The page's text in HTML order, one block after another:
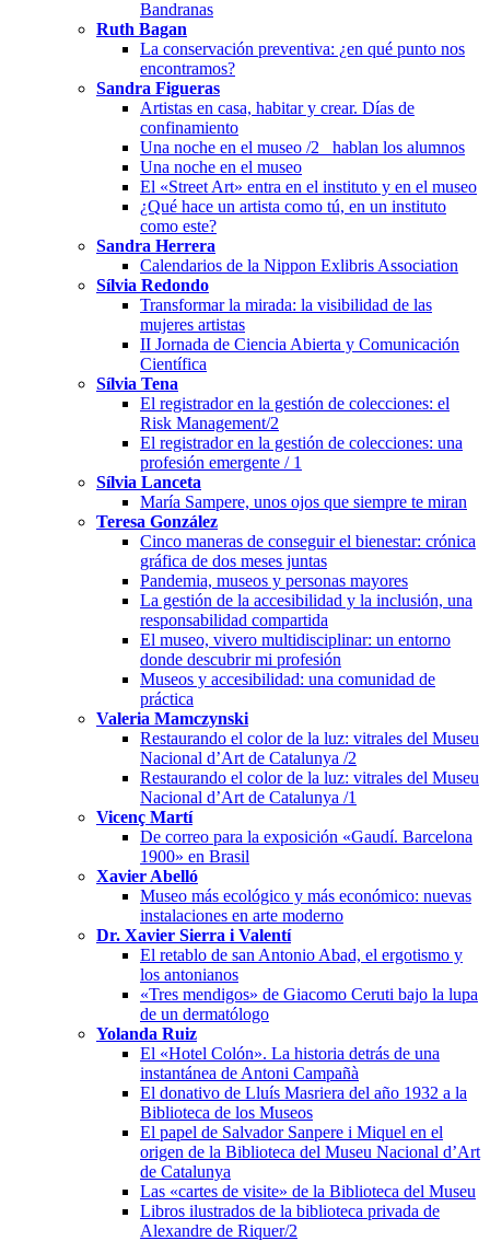
Bandranas
Ruth Bagan
La conservación preventiva: ¿en qué punto nos
encontramos?
Sandra Figueras
Artistas en casa, habitar y crear. Días de
confinamiento
Una noche en el museo /2_ hablan los alumnos
Una noche en el museo
El «Street Art» entra en el instituto y en el museo
¿Qué hace un artista como tú, en un instituto
como este?
Sandra Herrera
Calendarios de la Nippon Exlibris Association
Sílvia Redondo
Transformar la mirada: la visibilidad de las
mujeres artistas
II Jornada de Ciencia Abierta y Comunicación
Científica
Sílvia Tena
El registrador en la gestión de colecciones: el
Risk Management/2
El registrador en la gestión de colecciones: una
profesión emergente / 1
Sílvia Lanceta
María Sampere, unos ojos que siempre te miran
Teresa González
Cinco maneras de conseguir el bienestar: crónica
gráfica de dos meses juntas
Pandemia, museos y personas mayores
La gestión de la accesibilidad y la inclusión, una
responsabilidad compartida
El museo, vivero multidisciplinar: un entorno
donde descubrir mi profesión
Museos y accesibilidad: una comunidad de
práctica
Valeria Mamczynski
Restaurando el color de la luz: vitrales del Museu
Nacional d’Art de Catalunya /2
Restaurando el color de la luz: vitrales del Museu
Nacional d’Art de Catalunya /1
Vicenç Martí
De correo para la exposición «Gaudí. Barcelona
1900» en Brasil
Xavier Abelló
Museo más ecológico y más económico: nuevas
instalaciones en arte moderno
Dr. Xavier Sierra i Valentí
El retablo de san Antonio Abad, el ergotismo y
los antonianos
«Tres mendigos» de Giacomo Ceruti bajo la lupa
de un dermatólogo
Yolanda Ruiz
El «Hotel Colón». La historia detrás de una
instantánea de Antoni Campañà
El donativo de Lluís Masriera del año 1932 a la
Biblioteca de los Museos
El papel de Salvador Sanpere i Miquel en el
origen de la Biblioteca del Museu Nacional d’Art
de Catalunya
Las «cartes de visite» de la Biblioteca del Museu
Libros ilustrados de la biblioteca privada de
Alexandre de Riquer/2